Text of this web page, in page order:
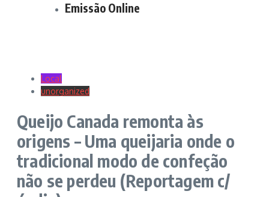
Emissão Online
Local
unorganized
Queijo Canada remonta às
origens – Uma queijaria onde o
tradicional modo de confeção
não se perdeu (Reportagem c/